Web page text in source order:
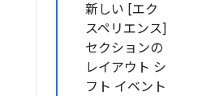
新しい [エク
スペリエンス]
セクションの
レイアウト シ
フト イベント